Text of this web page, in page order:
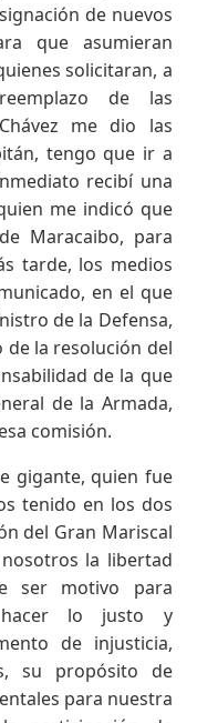
de nuevos
que asumieran
solicitaran, a
de las
me dio las
tengo que ir a
recibí una
me indicó que
Maracaibo, para
tarde, los medios
en el que
de la Defensa,
la resolución del
de la que
de la Armada,
comisión.
gigante, quien fue
tenido en los dos
del Gran Mariscal
la libertad
ser motivo para
lo justo y
de injusticia,
su propósito de
para nuestra